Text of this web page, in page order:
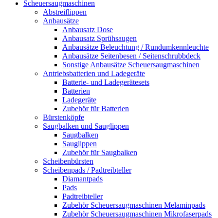
Scheuersaugmaschinen
Abstreiflippen
Anbausätze
Anbausatz Dose
Anbausatz Sprühsaugen
Anbausätze Beleuchtung / Rundumkennleuchte
Anbausätze Seitenbesen / Seitenschrubbdeck
Sonstige Anbausätze Scheuersaugmaschinen
Antriebsbatterien und Ladegeräte
Batterie- und Ladegerätesets
Batterien
Ladegeräte
Zubehör für Batterien
Bürstenköpfe
Saugbalken und Sauglippen
Saugbalken
Sauglippen
Zubehör für Saugbalken
Scheibenbürsten
Scheibenpads / Padtreibteller
Diamantpads
Pads
Padtreibteller
Zubehör Scheuersaugmaschinen Melaminpads
Zubehör Scheuersaugmaschinen Mikrofaserpads